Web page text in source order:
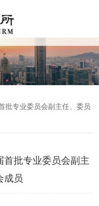
批专业委员会副主任、委员
批专业委员会副主
成员